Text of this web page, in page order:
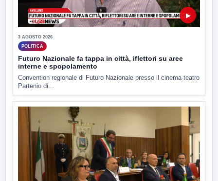
▶
3 AGOSTO 2026
POLITICA
Futuro Nazionale fa tappa in città, iflettori su aree
interne e spopolamento
Convention regionale di Futuro Nazionale presso il cinema-teatro
Partenio di...